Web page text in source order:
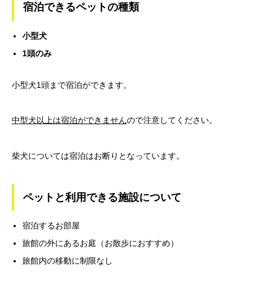
宿泊できるペットの種類
小型犬
1頭のみ
小型犬1頭まで宿泊ができます。
中型犬以上は宿泊ができませんので注意してください。
柴犬については宿泊はお断りとなっています。
ペットと利用できる施設について
宿泊するお部屋
旅館の外にあるお庭（お散歩におすすめ）
旅館内の移動に制限なし